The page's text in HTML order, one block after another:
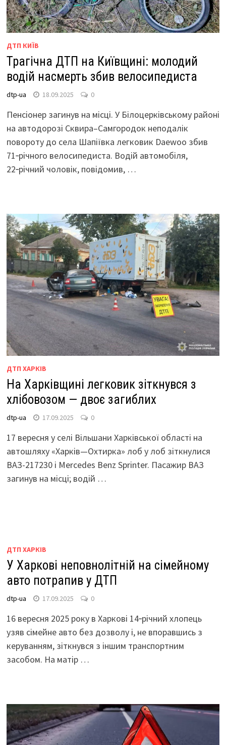
ДТП КИЇВ
Трагічна ДТП на Київщині: молодий
водій насмерть збив велосипедиста
dtp-ua 18.09.2025 0
Пенсіонер загинув на місці. У Білоцерківському районі
на автодорозі Сквира–Самгородок неподалік
повороту до села Шапіївка легковик Daewoo збив
71‑річного велосипедиста. Водій автомобіля,
22‑річний чоловік, повідомив, …
ДТП ХАРКІВ
На Харківщині легковик зіткнувся з
хлібовозом — двоє загиблих
dtp-ua 17.09.2025 0
17 вересня у селі Вільшани Харківської області на
автошляху «Харків—Охтирка» лоб у лоб зіткнулися
ВАЗ-217230 і Mercedes Benz Sprinter. Пасажир ВАЗ
загинув на місці; водій …
ДТП ХАРКІВ
У Харкові неповнолітній на сімейному
авто потрапив у ДТП
dtp-ua 17.09.2025 0
16 вересня 2025 року в Харкові 14‑річний хлопець
узяв сімейне авто без дозволу і, не впоравшись з
керуванням, зіткнувся з іншим транспортним
засобом. На матір …